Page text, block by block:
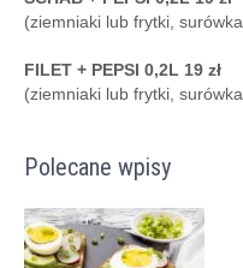
(ziemniaki lub frytki,
FILET + PEPSI 0,2L 19 zł
(ziemniaki lub frytki,
Polecane wpisy